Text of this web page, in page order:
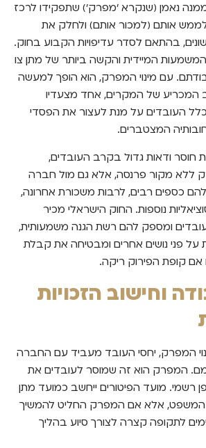
נאמן (שנקרא 'מפרק') שתפקידו לרכז
אותם (למכור אותם) ולחלק את
בהתאם לסדר עדיפויות הקבוע בחוק.
המיידית והקשה ביותר של מתן צו
עם מינוי המפרק, הוא הופך למעשה
המכריע של המקרים, אחד מצעדיו
כלל העובדים על מנת לעצור את הפסדי
המצטברים.
חוסר ודאות גדול בקרב העובדים,
ללא מקור פרנסה, אלא גם מול חברה
כספים רבים, לרבות משכורת אחרונה,
סוציאליות נוספות. החוק הישראלי מכיר
ומספק להם רשת הגנה משמעותית,
על פני נושים אחרים ומבטיחה את קבלת
קופת הפירוק ריקה.
וחישוב הזכויות
המפרק, יחסי העובד מעביד עם החברה
המפרק הוא זה שמוסר לעובדים את
רשמי. מועד הפיטורים ייחשב כמועד מתן
המשפט, אלא אם המפרק החליט להמשיך
לתקופה קצרה לצורך סיוע בהליך